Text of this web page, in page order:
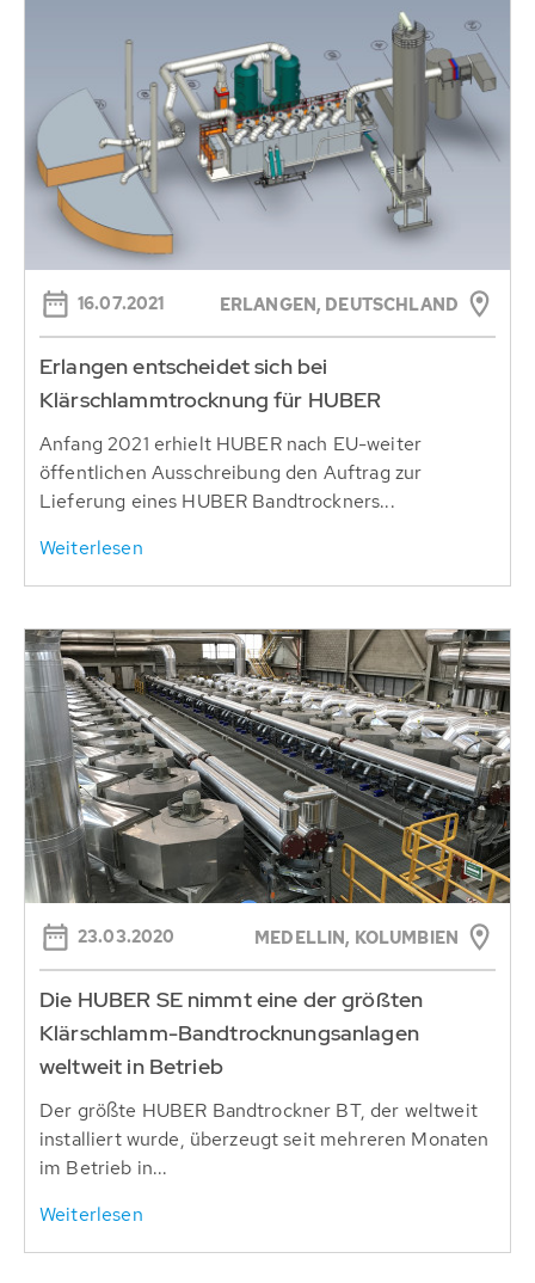
16.07.2021 ERLANGEN, DEUTSCHLAND
Erlangen entscheidet sich bei
Klärschlammtrocknung für HUBER
Anfang 2021 erhielt HUBER nach EU-weiter
öffentlichen Ausschreibung den Auftrag zur
Lieferung eines HUBER Bandtrockners...
Weiterlesen
23.03.2020 MEDELLIN, KOLUMBIEN
Die HUBER SE nimmt eine der größten
Klärschlamm-Bandtrocknungsanlagen
weltweit in Betrieb
Der größte HUBER Bandtrockner BT, der weltweit
installiert wurde, überzeugt seit mehreren Monaten
im Betrieb in...
Weiterlesen